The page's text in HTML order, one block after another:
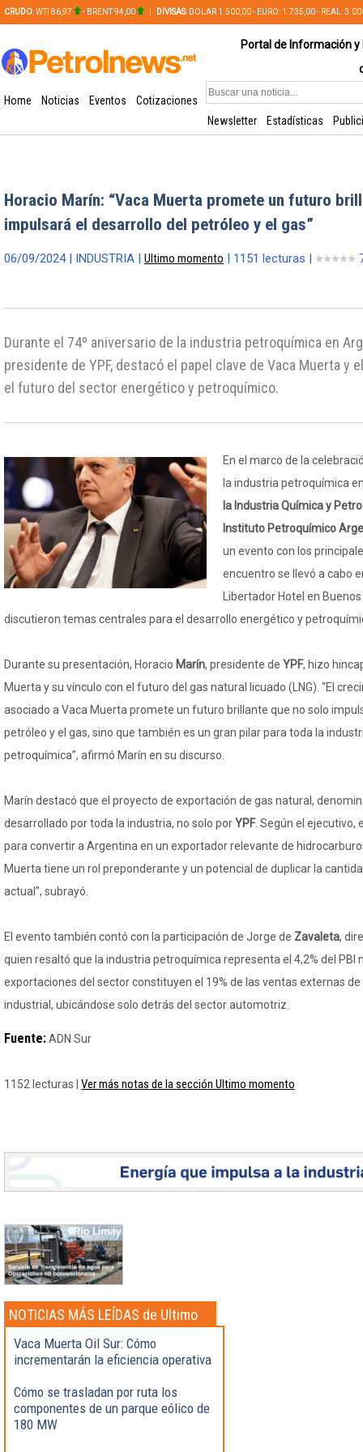
CRUDO: WTI 86,97 - BRENT 94,00 DIVISAS: DOLAR 1.500,00 - EURO: 1.735,00 - REAL:
Portal de Información
Home Noticias Eventos
Cotizaciones
Newsletter
Estadísticas
Horacio Marín: “Vaca Muerta promete un futuro
impulsará el desarrollo del petróleo y el gas”
06/09/2024 | INDUSTRIA | Ultimo momento | 1151 lecturas |
Durante el 74º aniversario de la industria petroquímica en
presidente de YPF, destacó el papel clave de Vaca Muerta y
el futuro del sector energético y petroquímico.
En el marco de la
la industria petroquímica
la Industria Química y
Instituto Petroquímico
un evento con los
encuentro se llevó a cabo
Libertador Hotel en
discutieron temas centrales para el desarrollo energético y
Durante su presentación, Horacio Marín, presidente de YPF, hizo
Muerta y su vínculo con el futuro del gas natural licuado (LNG). “El
asociado a Vaca Muerta promete un futuro brillante que no solo
petróleo y el gas, sino que también es un gran pilar para toda la
petroquímica”, afirmó Marín en su discurso.
Marín destacó que el proyecto de exportación de gas natural,
desarrollado por toda la industria, no solo porYPF. Según el ejecutivo,
para convertir a Argentina en un exportador relevante de
Muerta tiene un rol preponderante y un potencial de duplicar la
actual”, subrayó.
El evento también contó con la participación de Jorge de Zavaleta,
quien resaltó que la industria petroquímica representa el 4,2% del PBI
exportaciones del sector constituyen el 19% de las ventas externas
industrial, ubicándose solo detrás del sector automotriz.
Fuente:ADN Sur
1152 lecturas | Ver más notas de la sección Ultimo momento
NOTICIAS MÁS LEÍDAS de Ultimo
momento
Vaca Muerta Oil Sur: Cómo
incrementarán la eficiencia operativa
Cómo se trasladan por ruta los
componentes de un parque eólico de
180 MW